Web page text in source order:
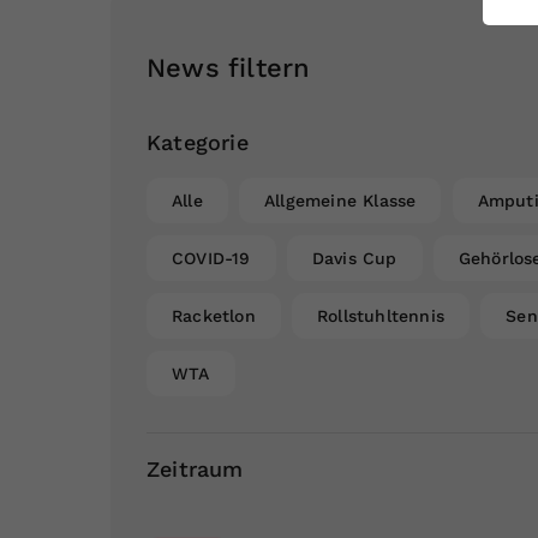
News filtern
Kategorie
Alle Allgemeine Klasse
COVID-19 Davis Cup
Racketlon Rollstuhltennis
WTA
Zeitraum